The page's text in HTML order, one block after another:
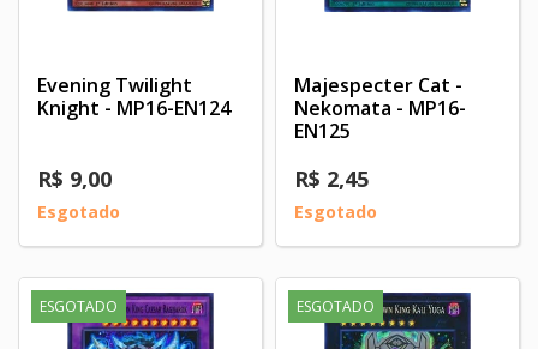
Evening Twilight
Knight - MP16-EN124
R$ 9,00
Esgotado
Majespecter Cat -
Nekomata - MP16-
EN125
R$ 2,45
Esgotado
ESGOTADO ESGOTADO